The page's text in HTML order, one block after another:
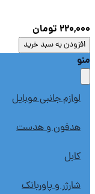
تومان
به سبد خرید
لوازم جانبی موبایل
هدفون و هدست
کابل
شارژر و پاوربانک